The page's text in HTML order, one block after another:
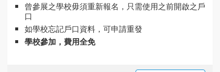
曾參展之學校毋須重新報名，只需使用之前開啟之戶
口
如學校忘記戶口資料，可申請重發
學校參加，費用全免